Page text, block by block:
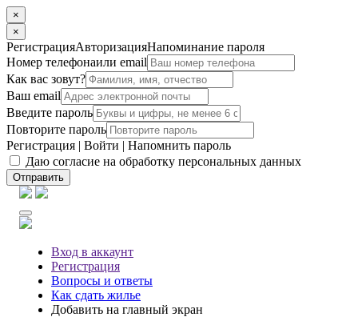
×
×
РегистрацияАвторизацияНапоминание пароля
Номер телефонаили email
Как вас зовут?
Ваш email
Введите пароль
Повторите пароль
Регистрация | Войти | Напомнить пароль
Даю согласие на обработку персональных данных
Отправить
Вход в аккаунт
Регистрация
Вопросы и ответы
Как сдать жилье
Добавить на главный экран